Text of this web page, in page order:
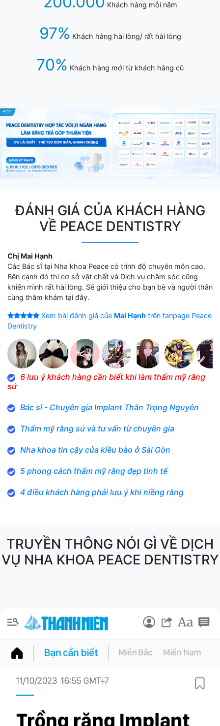
Khách hàng mỗi năm
97% Khách hàng hài lòng/ rất hài lòng
70% Khách hàng mới từ khách hàng cũ
ĐÁNH GIÁ CỦA KHÁCH HÀNG
VỀ PEACE DENTISTRY
Chị Mai Hạnh
Các Bác sĩ tại Nha khoa Peace có trình độ chuyên môn cao.
Bên cạnh đó thì cơ sở vật chất và Dịch vụ chăm sóc cũng
khiến mình rất hài lòng. Sẽ giới thiệu cho bạn bè và người thân
cùng thăm khám tại đây.
Xem bài đánh giá của Mai Hạnh trên fanpage Peace
Dentistry
6 lưu ý khách hàng cần biết khi làm thẩm mỹ răng
sứ
Bác sĩ - Chuyên gia Implant Thân Trọng Nguyên
Thẩm mỹ răng sứ và tư vấn từ chuyên gia
Nha khoa tin cậy của kiều bào ở Sài Gòn
5 phong cách thẩm mỹ răng đẹp tinh tế
4 điều khách hàng phải lưu ý khi niềng răng
TRUYỀN THÔNG NÓI GÌ VỀ DỊCH
VỤ NHA KHOA PEACE DENTISTRY